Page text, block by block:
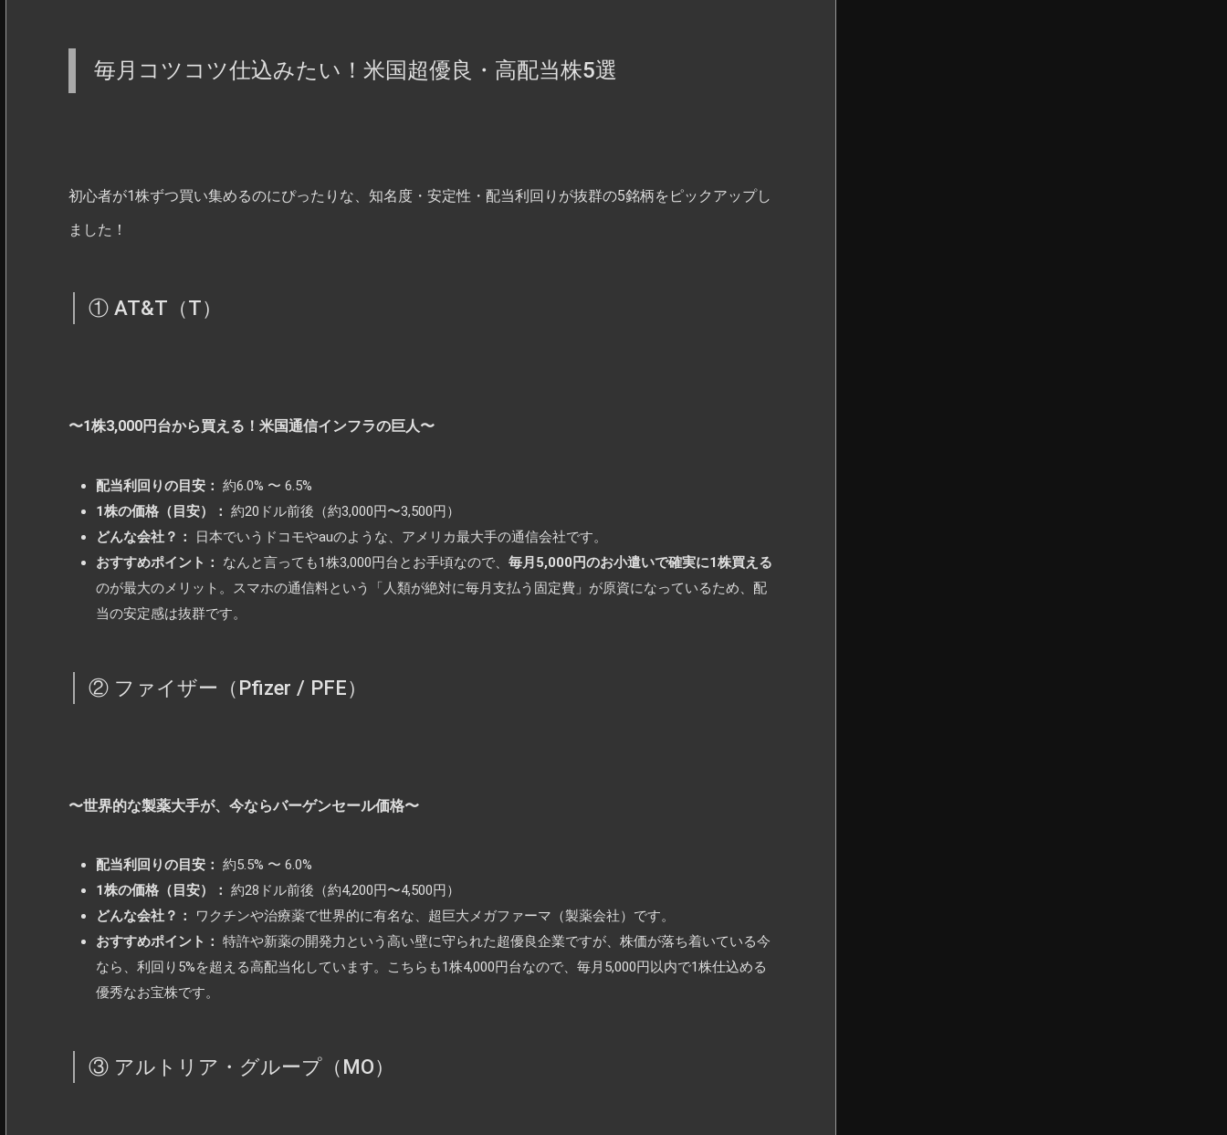
毎月コツコツ仕込みたい！米国超優良・高配当株5選
初心者が1株ずつ買い集めるのにぴったりな、知名度・安定性・配当利回りが抜群の5銘柄をピックアップし
ました！
① AT&T（T）
〜1株3,000円台から買える！米国通信インフラの巨人〜
配当利回りの目安： 約6.0% 〜 6.5%
1株の価格（目安）： 約20ドル前後（約3,000円〜3,500円）
どんな会社？：
日本でいうドコモやauのような、アメリカ最大手の通信会社です。
おすすめポイント：
なんと言っても1株3,000円台とお手頃なので、 毎月5,000円のお小遣いで確実に1株買える
のが最大のメリット。スマホの通信料という「人類が絶対に毎月支払う固定費」が原資になっているため、配
当の安定感は抜群です。
② ファイザー（Pfizer / PFE）
〜世界的な製薬大手が、今ならバーゲンセール価格〜
配当利回りの目安： 約5.5% 〜 6.0%
1株の価格（目安）： 約28ドル前後（約4,200円〜4,500円）
どんな会社？：
ワクチンや治療薬で世界的に有名な、超巨大メガファーマ（製薬会社）です。
おすすめポイント： 特許や新薬の開発力という高い壁に守られた超優良企業ですが、株価が落ち着いている今
なら、利回り5%を超える高配当化しています。こちらも1株4,000円台なので、毎月5,000円以内で1株仕込める
優秀なお宝株です。
③ アルトリア・グループ（MO）